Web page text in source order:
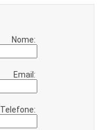
Nome:
Email:
Telefone: